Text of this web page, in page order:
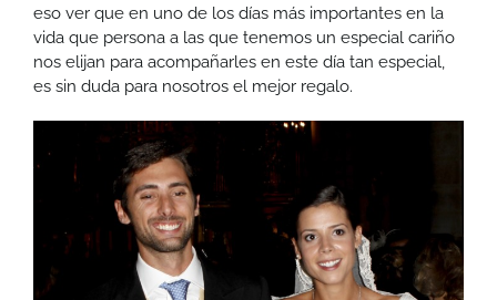
eso ver que en uno de los días más importantes en la
vida que persona a las que tenemos un especial cariño
nos elijan para acompañarles en este día tan especial,
es sin duda para nosotros el mejor regalo.